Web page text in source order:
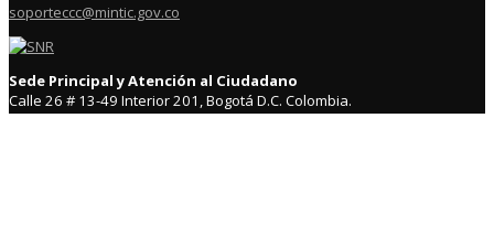
soporteccc@mintic.gov.co
Sede Principal y Atención al Ciudadano
Calle 26 # 13-49 Interior 201, Bogotá D.C. Colombia.
Código postal: # 110311 – 110311000